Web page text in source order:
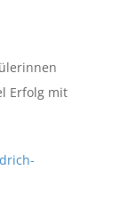
Erfolg mit